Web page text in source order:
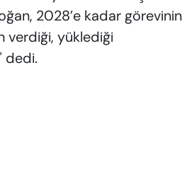
2028’e kadar görevinin
verdiği, yüklediği
dedi.